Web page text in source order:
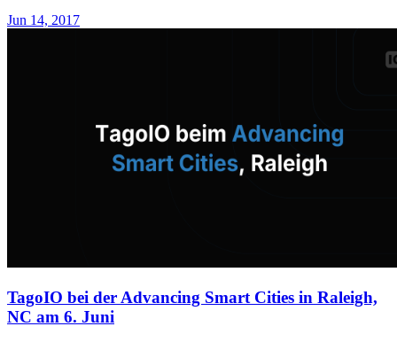
Jun 14, 2017
TagoIO bei der Advancing Smart Cities in Raleigh,
NC am 6. Juni